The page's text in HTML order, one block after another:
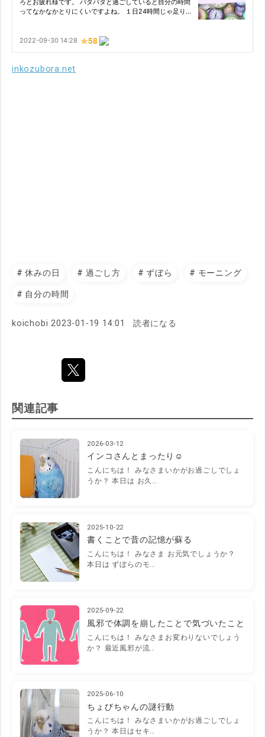
inkozubora.net
# 休みの日 # 過ごし方 # ずぼら # モーニング
# 自分の時間
koichobi 2023-01-19 14:01 読者になる
関連記事
2026-03-12
インコさんとまったり☺️
こんにちは！ みなさまいかがお過ごしでしょ
うか？ 本日は お久…
2025-10-22
書くことで昔の記憶が蘇る
こんにちは！ みなさま お元気でしょうか？
本日は ずぼらのモ…
2025-09-22
風邪で体調を崩したことで気づいたこと
こんにちは！ みなさまお変わりないでしょう
か？ 最近風邪が流…
2025-06-10
ちょびちゃんの謎行動
こんにちは！ みなさまいかがお過ごしでしょ
うか？ 本日はセキ…